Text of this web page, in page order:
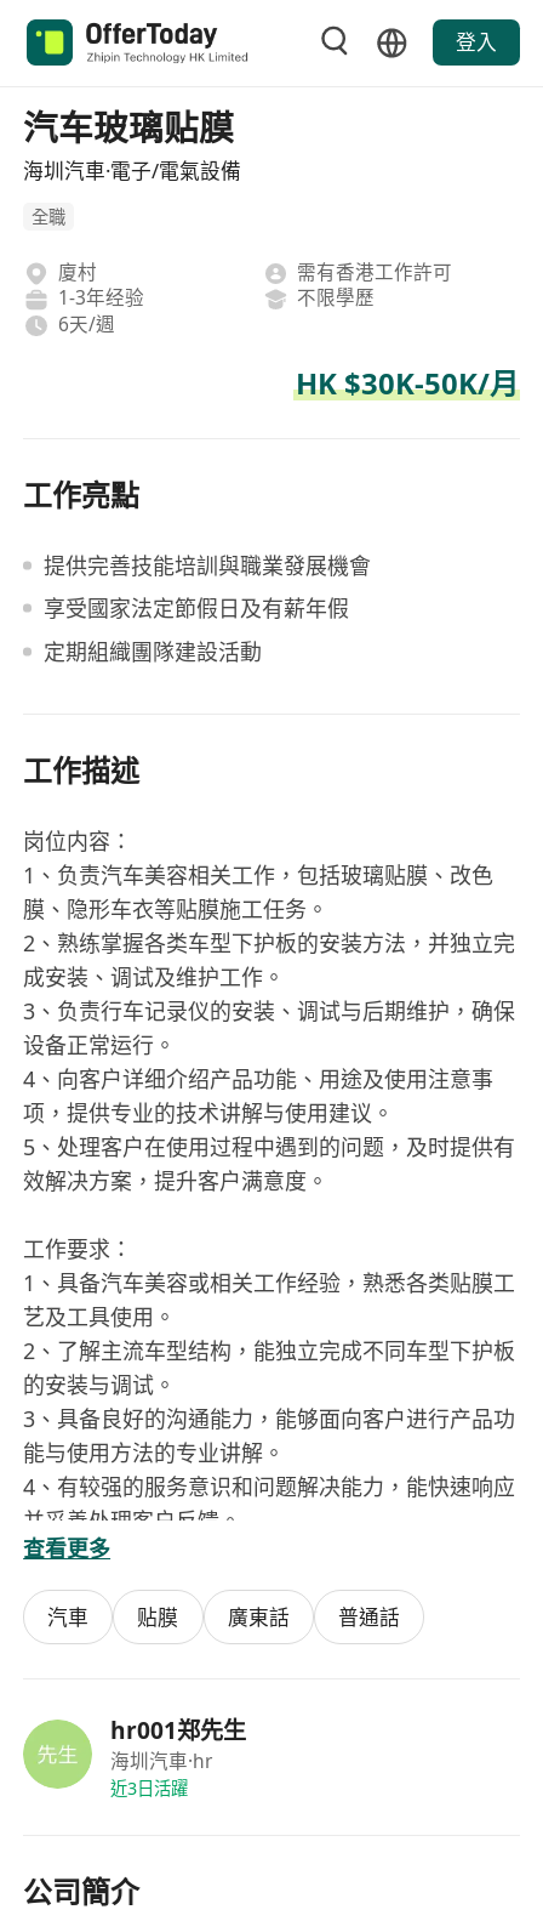
登入
汽车玻璃贴膜
海圳汽車·電子/電氣設備
全職
廈村
需有香港工作許可
1-3年经验
不限學歷
6天/週
HK $30K-50K/月
工作亮點
提供完善技能培訓與職業發展機會
享受國家法定節假日及有薪年假
定期組織團隊建設活動
工作描述
岗位内容：
1、负责汽车美容相关工作，包括玻璃贴膜、改色
膜、隐形车衣等贴膜施工任务。
2、熟练掌握各类车型下护板的安装方法，并独立完
成安装、调试及维护工作。
3、负责行车记录仪的安装、调试与后期维护，确保
设备正常运行。
4、向客户详细介绍产品功能、用途及使用注意事
项，提供专业的技术讲解与使用建议。
5、处理客户在使用过程中遇到的问题，及时提供有
效解决方案，提升客户满意度。
工作要求：
1、具备汽车美容或相关工作经验，熟悉各类贴膜工
艺及工具使用。
2、了解主流车型结构，能独立完成不同车型下护板
的安装与调试。
3、具备良好的沟通能力，能够面向客户进行产品功
能与使用方法的专业讲解。
4、有较强的服务意识和问题解决能力，能快速响应
并妥善处理客户反馈。
5、具备团队协作精神，能配合售后客服或上级安排
的工作任务，并做好信息跟踪与反馈。
--享受国家法定节假日及带薪年假
- 定期组织团队建设活动
查看更多
汽車 贴膜 廣東話 普通話
hr001郑先生
海圳汽車·hr
近3日活躍
公司簡介